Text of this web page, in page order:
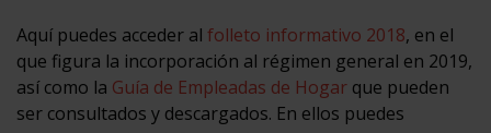
Aquí puedes acceder al folleto informativo 2018, en el
que figura la incorporación al régimen general en 2019,
así como la Guía de Empleadas de Hogar que pueden
ser consultados y descargados. En ellos puedes